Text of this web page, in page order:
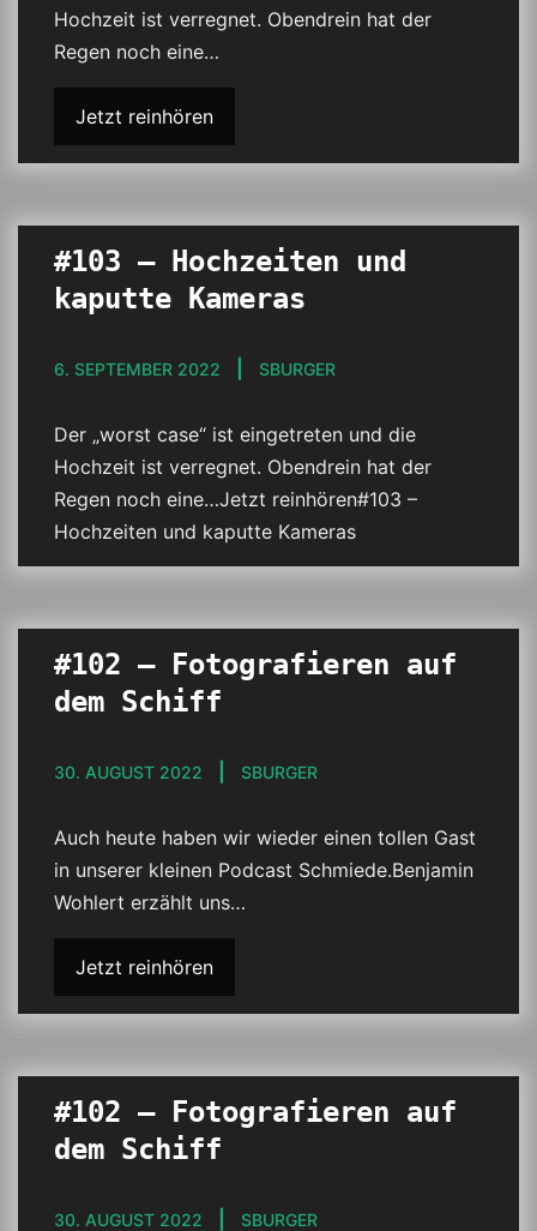
Hochzeit ist verregnet. Obendrein hat der
Regen noch eine…
Jetzt reinhören
#103 – Hochzeiten und
kaputte Kameras
6. SEPTEMBER 2022 SBURGER
Der „worst case“ ist eingetreten und die
Hochzeit ist verregnet. Obendrein hat der
Regen noch eine…Jetzt reinhören#103 –
Hochzeiten und kaputte Kameras
#102 – Fotografieren auf
dem Schiff
30. AUGUST 2022 SBURGER
Auch heute haben wir wieder einen tollen Gast
in unserer kleinen Podcast Schmiede.Benjamin
Wohlert erzählt uns…
Jetzt reinhören
#102 – Fotografieren auf
dem Schiff
30. AUGUST 2022 SBURGER